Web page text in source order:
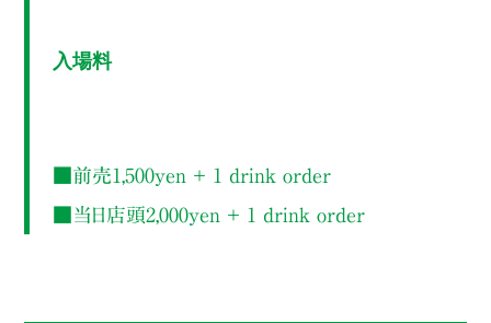
入場料
■前売1,500yen ＋ 1 drink order
■当日店頭2,000yen ＋ 1 drink order